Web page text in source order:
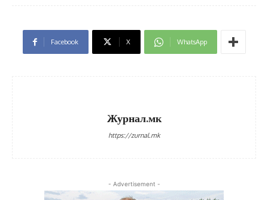
Facebook X WhatsApp
Журнал.мк
https://zurnal.mk
- Advertisement -